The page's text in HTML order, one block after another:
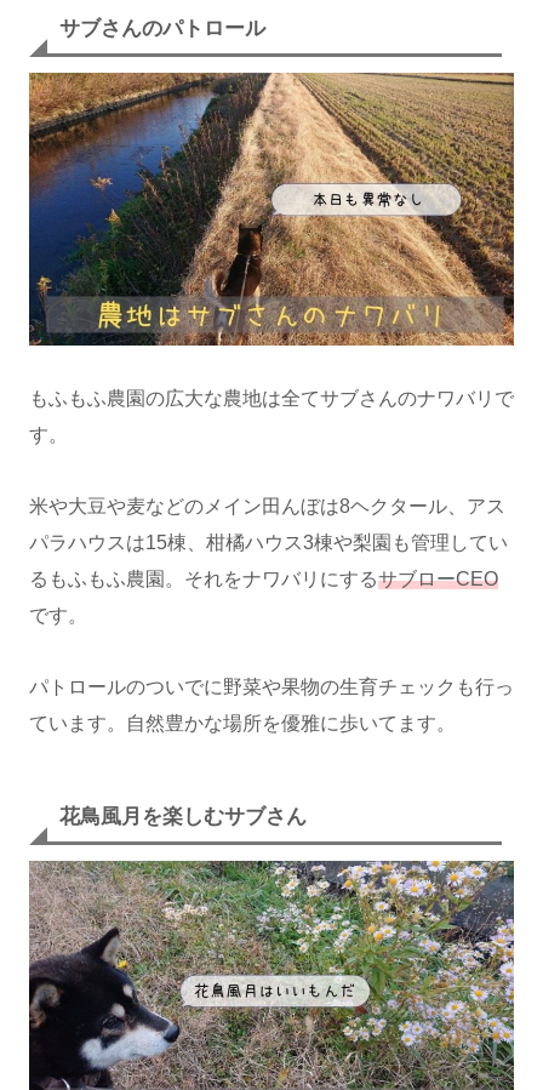
サブさんのパトロール
もふもふ農園の広大な農地は全てサブさんのナワバリで
す。
米や大豆や麦などのメイン田んぼは8ヘクタール、アス
パラハウスは15棟、柑橘ハウス3棟や梨園も管理してい
るもふもふ農園。それをナワバリにするサブローCEO
です。
パトロールのついでに野菜や果物の生育チェックも行っ
ています。自然豊かな場所を優雅に歩いてます。
花鳥風月を楽しむサブさん